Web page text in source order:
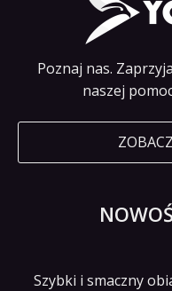
Poznaj nas.
naszej
Szybki i smaczny